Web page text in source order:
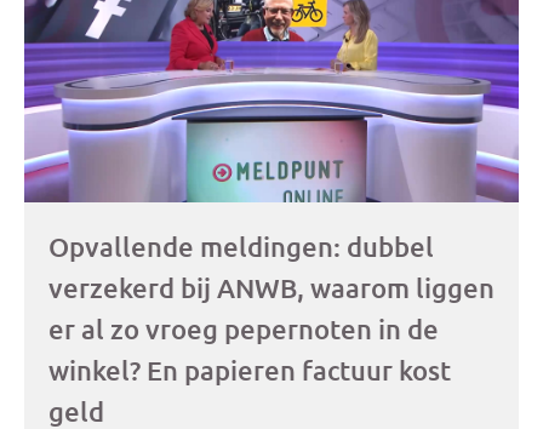
Opvallende meldingen: dubbel
verzekerd bij ANWB, waarom liggen
er al zo vroeg pepernoten in de
winkel? En papieren factuur kost
geld